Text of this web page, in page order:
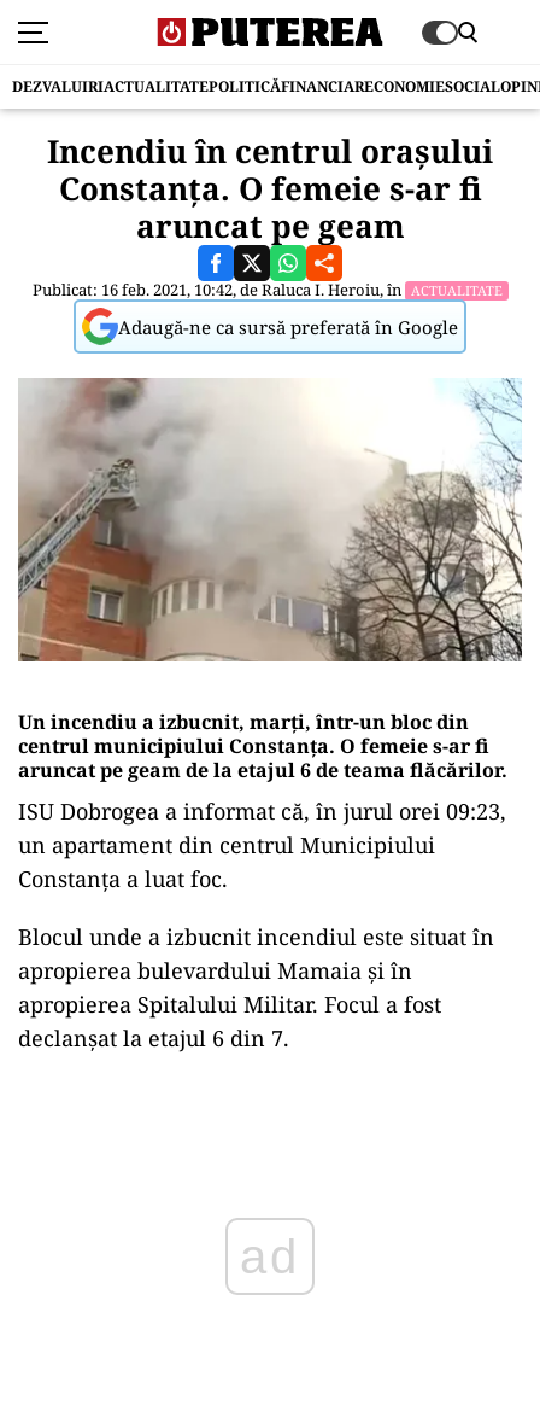
DEZVALUIRIACTUALITATEPOLITICĂFINANCIARECONOMIESOCIAL
Incendiu în centrul orașului
Constanța. O femeie s-ar fi
aruncat pe geam
Publicat: 16 feb. 2021, 10:42, deRaluca I. Heroiu, în ACTUALITATE
Adaugă-ne ca sursă preferată în Google
Un incendiu a izbucnit, marți, într-un bloc din
centrul municipiului Constanța. O femeie s-ar fi
aruncat pe geam de la etajul 6 de teama flăcărilor.
ISU Dobrogea a informat că, în jurul orei 09:23,
un apartament din centrul Municipiului
Constanța a luat foc.
Blocul unde a izbucnit incendiul este situat în
apropierea bulevardului Mamaia și în
apropierea Spitalului Militar. Focul a fost
declanșat la etajul 6 din 7.